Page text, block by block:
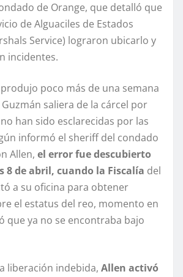
de Orange, que detalló que
de Alguaciles de Estados
Service) lograron ubicarlo y
incidentes.
poco más de una semana
saliera de la cárcel por
han sido esclarecidas por las
informó el sheriff del condado
Allen, el error fue descubierto
8 de abril, cuando la Fiscalía del
a su oficina para obtener
el estatus del reo, momento en
que ya no se encontraba bajo
liberación indebida, Allen activó